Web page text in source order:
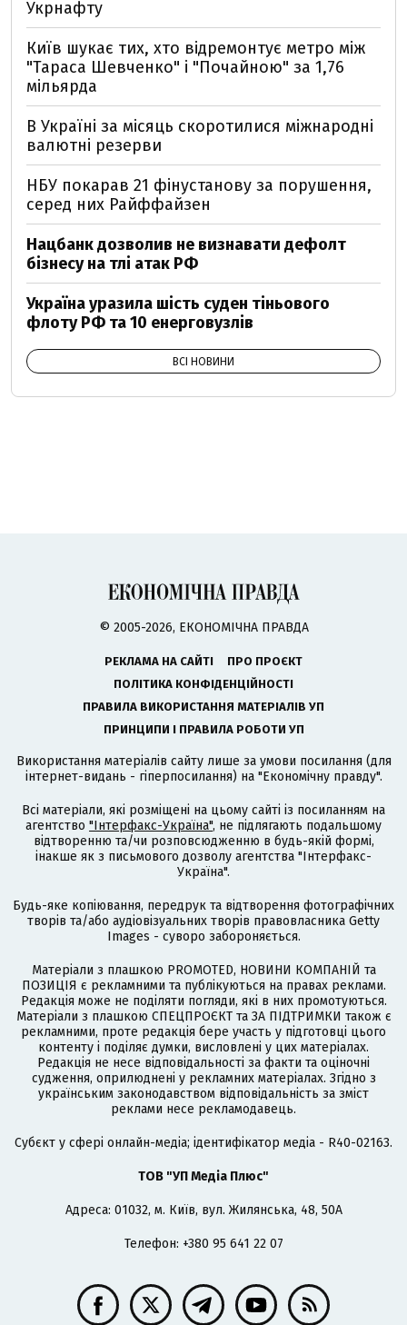
Укрнафту
Київ шукає тих, хто відремонтує метро між
"Тараса Шевченко" і "Почайною" за 1,76
мільярда
В Україні за місяць скоротилися міжнародні
валютні резерви
НБУ покарав 21 фінустанову за порушення,
серед них Райффайзен
Нацбанк дозволив не визнавати дефолт
бізнесу на тлі атак РФ
Україна уразила шість суден тіньового
флоту РФ та 10 енерговузлів
ВСІ НОВИНИ
© 2005-2026, ЕКОНОМІЧНА ПРАВДА
РЕКЛАМА НА САЙТІ
ПРО ПРОЄКТ
ПОЛІТИКА КОНФІДЕНЦІЙНОСТІ
ПРАВИЛА ВИКОРИСТАННЯ МАТЕРІАЛІВ УП
ПРИНЦИПИ І ПРАВИЛА РОБОТИ УП
Використання матеріалів сайту лише за умови посилання (для
інтернет-видань - гіперпосилання) на "Економічну правду".
Всі матеріали, які розміщені на цьому сайті із посиланням на
агентство "Інтерфакс-Україна", не підлягають подальшому
відтворенню та/чи розповсюдженню в будь-якій формі,
інакше як з письмового дозволу агентства "Інтерфакс-
Україна".
Будь-яке копіювання, передрук та відтворення фотографічних
творів та/або аудіовізуальних творів правовласника Getty
Images - суворо забороняється.
Матеріали з плашкою PROMOTED, НОВИНИ КОМПАНІЙ та
ПОЗИЦІЯ є рекламними та публікуються на правах реклами.
Редакція може не поділяти погляди, які в них промотуються.
Матеріали з плашкою СПЕЦПРОЄКТ та ЗА ПІДТРИМКИ також є
рекламними, проте редакція бере участь у підготовці цього
контенту і поділяє думки, висловлені у цих матеріалах.
Редакція не несе відповідальності за факти та оціночні
судження, оприлюднені у рекламних матеріалах. Згідно з
українським законодавством відповідальність за зміст
реклами несе рекламодавець.
Cубєкт у сфері онлайн-медіа; ідентифікатор медіа - R40-02163.
ТОВ "УП Медіа Плюс"
Адреса: 01032, м. Київ, вул. Жилянська, 48, 50А
Телефон: +380 95 641 22 07